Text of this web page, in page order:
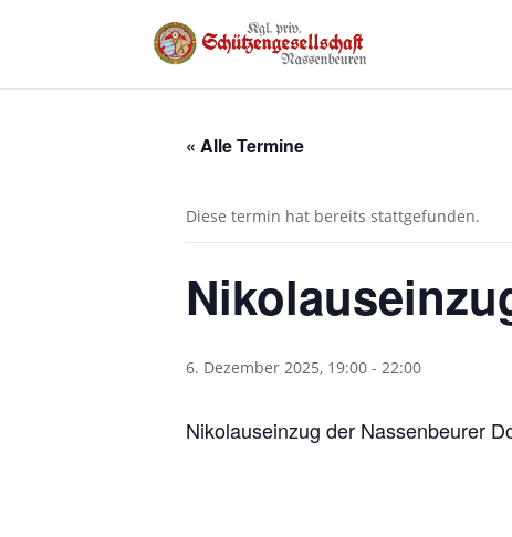
« Alle Termine
Diese termin hat bereits stattgefunden.
6. Dezember 2025, 19:00 - 22:00
Nikolauseinzug der Nassenbeurer